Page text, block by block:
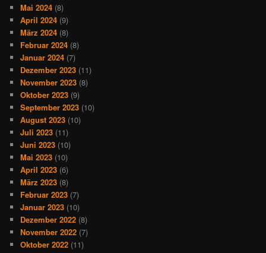
Mai 2024 (8)
April 2024 (9)
März 2024 (8)
Februar 2024 (8)
Januar 2024 (7)
Dezember 2023 (11)
November 2023 (8)
Oktober 2023 (9)
September 2023 (10)
August 2023 (10)
Juli 2023 (11)
Juni 2023 (10)
Mai 2023 (10)
April 2023 (6)
März 2023 (8)
Februar 2023 (7)
Januar 2023 (10)
Dezember 2022 (8)
November 2022 (7)
Oktober 2022 (11)